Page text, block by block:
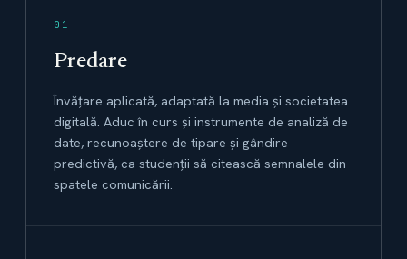
01
Predare
Învățare aplicată, adaptată la media și societatea
digitală. Aduc în curs și instrumente de analiză de
date, recunoaștere de tipare și gândire
predictivă, ca studenții să citească semnalele din
spatele comunicării.